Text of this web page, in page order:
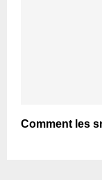
Comment les